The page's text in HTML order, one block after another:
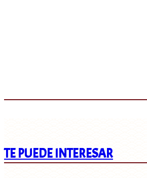
TE PUEDE INTERESAR